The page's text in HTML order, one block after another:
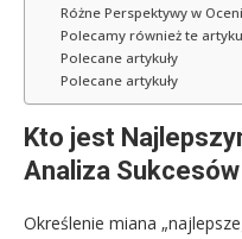
Różne Perspektywy w
Polecamy również te
Polecane artykuły
Polecane artykuły
Kto jest
Analiza
Określenie miana